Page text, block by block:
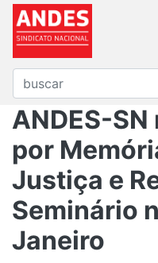
ANDES-
por
Justiça e
Seminário
Janeiro